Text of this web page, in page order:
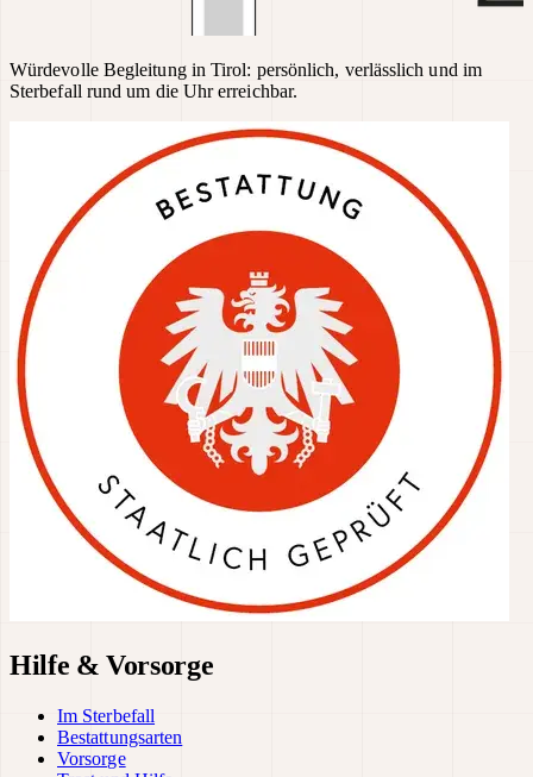
Würdevolle Begleitung in Tirol: persönlich, verlässlich und im
Sterbefall rund um die Uhr erreichbar.
Hilfe & Vorsorge
Im Sterbefall
Bestattungsarten
Vorsorge